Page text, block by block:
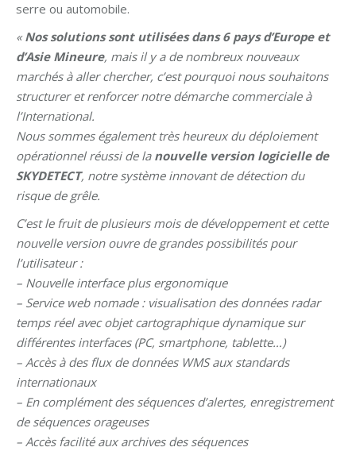
serre ou automobile.
«Nos solutions sont utilisées dans 6 pays d’Europe et
d’Asie Mineure, mais il y a de nombreux nouveaux
marchés à aller chercher, c’est pourquoi nous souhaitons
structurer et renforcer notre démarche commerciale à
l’International.
Nous sommes également très heureux du déploiement
opérationnel réussi de la nouvelle version logicielle de
SKYDETECT, notre système innovant de détection du
risque de grêle.
C’est le fruit de plusieurs mois de développement et cette
nouvelle version ouvre de grandes possibilités pour
l’utilisateur :
– Nouvelle interface plus ergonomique
– Service web nomade : visualisation des données radar
temps réel avec objet cartographique dynamique sur
différentes interfaces (PC, smartphone, tablette…)
– Accès à des flux de données WMS aux standards
internationaux
– En complément des séquences d’alertes, enregistrement
de séquences orageuses
– Accès facilité aux archives des séquences